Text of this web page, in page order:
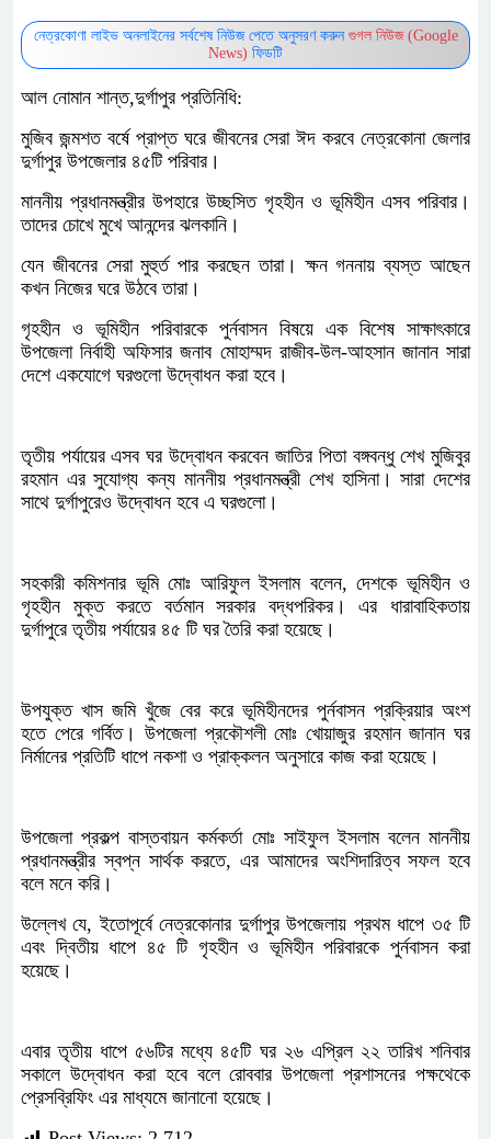
নেত্রকোণা লাইভ অনলাইনের সর্বশেষ নিউজ পেতে অনুসরণ করুন গুগল নিউজ (Google
News) ফিডটি
আল নোমান শান্ত,দুর্গাপুর প্রতিনিধি:
মুজিব জন্মশত বর্ষে প্রাপ্ত ঘরে জীবনের সেরা ঈদ করবে নেত্রকোনা জেলার
দুর্গাপুর উপজেলার ৪৫টি পরিবার।
মাননীয় প্রধানমন্ত্রীর উপহারে উচ্ছসিত গৃহহীন ও ভূমিহীন এসব পরিবার।
তাদের চোখে মুখে আনন্দের ঝলকানি।
যেন জীবনের সেরা মুহুর্ত পার করছেন তারা। ক্ষন গননায় ব্যস্ত আছেন
কখন নিজের ঘরে উঠবে তারা।
গৃহহীন ও ভূমিহীন পরিবারকে পুর্নবাসন বিষয়ে এক বিশেষ সাক্ষাৎকারে
উপজেলা নির্বাহী অফিসার জনাব মোহাম্মদ রাজীব-উল-আহসান জানান সারা
দেশে একযোগে ঘরগুলো উদ্বোধন করা হবে।
তৃতীয় পর্যায়ের এসব ঘর উদ্বোধন করবেন জাতির পিতা বঙ্গবন্ধু শেখ মুজিবুর
রহমান এর সুযোগ্য কন্য মাননীয় প্রধানমন্ত্রী শেখ হাসিনা। সারা দেশের
সাথে দুর্গাপুরেও উদ্বোধন হবে এ ঘরগুলো।
সহকারী কমিশনার ভূমি মোঃ আরিফুল ইসলাম বলেন, দেশকে ভূমিহীন ও
গৃহহীন মুক্ত করতে বর্তমান সরকার বদ্ধপরিকর। এর ধারাবাহিকতায়
দুর্গাপুরে তৃতীয় পর্যায়ের ৪৫ টি ঘর তৈরি করা হয়েছে।
উপযুক্ত খাস জমি খুঁজে বের করে ভূমিহীনদের পুর্নবাসন প্রক্রিয়ার অংশ
হতে পেরে গর্বিত। উপজেলা প্রকৌশলী মোঃ খোয়াজুর রহমান জানান ঘর
নির্মানের প্রতিটি ধাপে নকশা ও প্রাক্কলন অনুসারে কাজ করা হয়েছে।
উপজেলা প্রকল্প বাস্তবায়ন কর্মকর্তা মোঃ সাইফুল ইসলাম বলেন মাননীয়
প্রধানমন্ত্রীর স্বপ্ন সার্থক করতে, এর আমাদের অংশিদারিত্ব সফল হবে
বলে মনে করি।
উল্লেখ যে, ইতোপূর্বে নেত্রকোনার দুর্গাপুর উপজেলায় প্রথম ধাপে ৩৫ টি
এবং দ্বিতীয় ধাপে ৪৫ টি গৃহহীন ও ভূমিহীন পরিবারকে পুর্নবাসন করা
হয়েছে।
এবার তৃতীয় ধাপে ৫৬টির মধ্যে ৪৫টি ঘর ২৬ এপ্রিল ২২ তারিখ শনিবার
সকালে উদ্বোধন করা হবে বলে রোববার উপজেলা প্রশাসনের পক্ষথেকে
প্রেসব্রিফিং এর মাধ্যমে জানানো হয়েছে।